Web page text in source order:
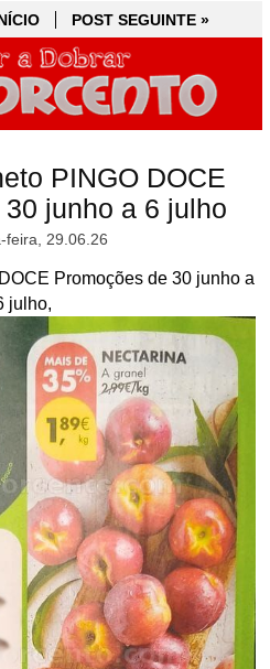
POST SEGUINTE »
PINGO DOCE
junho a 6 julho
feira, 29.06.26
Promoções de 30 junho a
julho,
POST SEGUINTE »